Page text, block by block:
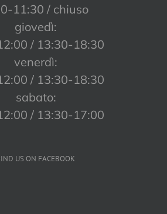
11:30 / chiuso
giovedì:
/ 13:30-18:30
venerdì:
/ 13:30-18:30
sabato:
/ 13:30-17:00
US ON FACEBOOK